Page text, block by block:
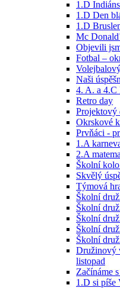
1.D
1.D Den
1.D
Mc
Objevili
Fotbal –
Naši
4. A. a 4.C
Retro day
Projektový
Okrskové
Prvňáci -
1.A
2.A
Školní
Skvělý
Týmová
Školní
Školní
Školní
Školní
Školní
Družinový
listopad
Začínáme
1.D si